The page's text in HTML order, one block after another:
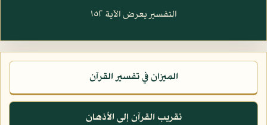
التفسير يعرض الآية ١٥٢
الميزان في تفسير القرآن
تقريب القرآن إلى الأذهان